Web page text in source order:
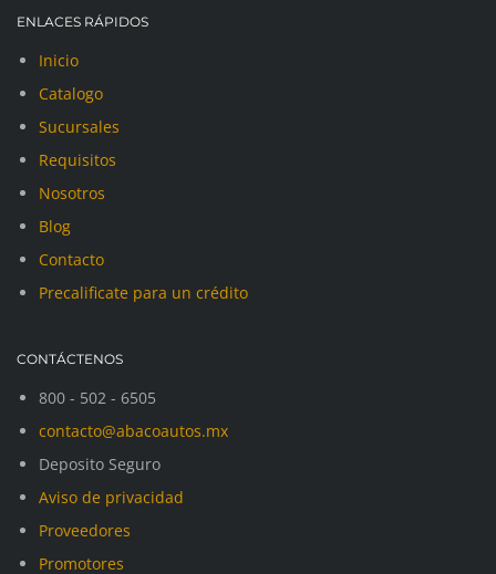
ENLACES RÁPIDOS
Inicio
Catalogo
Sucursales
Requisitos
Nosotros
Blog
Contacto
Precalificate para un crédito
CONTÁCTENOS
800 - 502 - 6505
contacto@abacoautos.mx
Deposito Seguro
Aviso de privacidad
Proveedores
Promotores